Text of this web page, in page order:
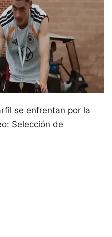
se enfrentan por la
Selección de